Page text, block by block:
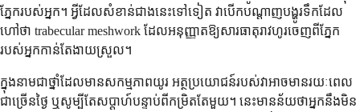
ភ្នែករបស់អ្នក។ អ្វីដែលសំខាន់ជាងនេះទៅទៀត វាបើកបណ្តាញបង្ហូរទឹកដែល
ហៅថា trabecular meshwork ដែលអនុញ្ញាតឱ្យសារធាតុរាវហូរចេញពីភ្នែក
របស់អ្នកកាន់តែងាយស្រួល។
ក្នុងនាមជាថ្នាំដែលមានសកម្មភាពយូរ អត្ថប្រយោជន៍របស់វាអាចមានរយៈពេល
ជាច្រើនថ្ងៃ ឬសូម្បីតែសប្តាហ៍បន្ទាប់ពីកម្រិតតែមួយ។ នេះមានន័យថាអ្នកនឹងមិន